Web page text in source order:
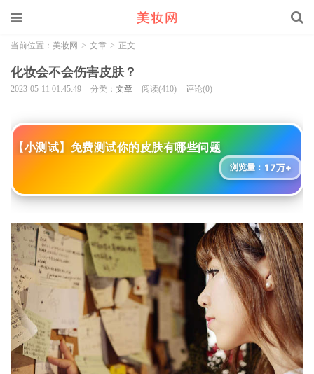
当前位置： 美妆网 > 文章 > 正文
化妆会不会伤害皮肤？
2023-05-11 01:45:49 分类： 文章 阅读(410) 评论(0)
【小测试】免费测试你的皮肤有哪些问题
浏览量： 17万+